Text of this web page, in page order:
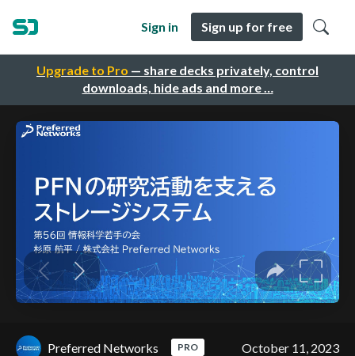
Upgrade to Pro — share decks privately, control
downloads, hide ads and more …
Sign in Sign up for free
Preferred Networks PRO October 11, 2023